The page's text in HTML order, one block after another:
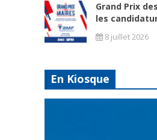
Grand Prix
les
8 juillet 2026
En Kiosque